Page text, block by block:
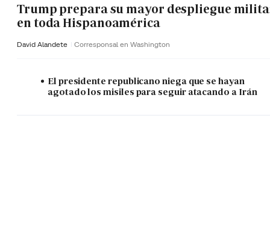
Trump prepara su mayor despliegue
en toda Hispanoamérica
David Alandete Corresponsal en Washington
El presidente republicano niega que se hayan
agotado los misiles para seguir atacando a Irán